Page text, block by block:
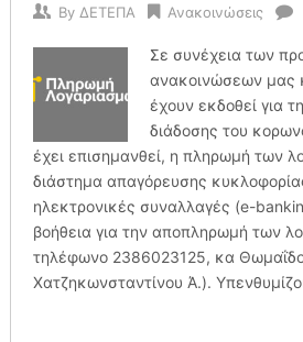
By ΔΕΤΕΠΑ Ανακοινώσεις
Σε συνέχεια των
ανακοινώσεων μας
έχουν εκδοθεί για
διάδοσης του
έχει επισημανθεί, η πληρωμή των
διάστημα απαγόρευσης
ηλεκτρονικές συναλλαγές (e-
βοήθεια για την αποπληρωμή των
τηλέφωνο 2386023125, κα
Χατζηκωνσταντίνου Ά.).